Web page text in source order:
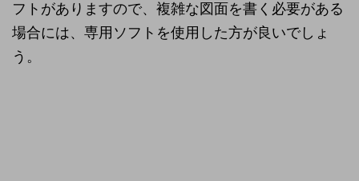
フトがありますので、複雑な図面を書く必要がある
場合には、専用ソフトを使用した方が良いでしょ
う。